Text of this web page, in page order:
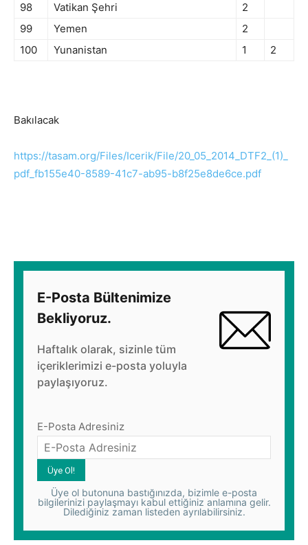
98
Vatikan Şehri
2
99
Yemen
2
100
Yunanistan 1 2
Bakılacak
https://tasam.org/Files/Icerik/File/20_05_2014_DTF2_(1)_
pdf_fb155e40-8589-41c7-ab95-b8f25e8de6ce.pdf
E-Posta Bültenimize
Bekliyoruz.
Haftalık olarak, sizinle tüm
içeriklerimizi e-posta yoluyla
paylaşıyoruz.
E-Posta Adresiniz
Üye ol butonuna bastığınızda, bizimle e-posta
bilgilerinizi paylaşmayı kabul ettiğiniz anlamına gelir.
Dilediğiniz zaman listeden ayrılabilirsiniz.